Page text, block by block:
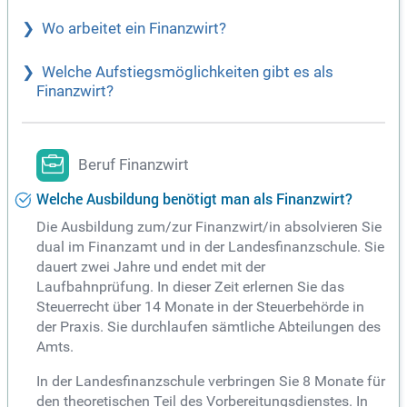
Wo arbeitet ein Finanzwirt?
Welche Aufstiegsmöglichkeiten gibt es als
Finanzwirt?
Beruf Finanzwirt
Welche Ausbildung benötigt man als Finanzwirt?
Die Ausbildung zum/zur Finanzwirt/in absolvieren Sie
dual im Finanzamt und in der Landesfinanzschule. Sie
dauert zwei Jahre und endet mit der
Laufbahnprüfung. In dieser Zeit erlernen Sie das
Steuerrecht über 14 Monate in der Steuerbehörde in
der Praxis. Sie durchlaufen sämtliche Abteilungen des
Amts.
In der Landesfinanzschule verbringen Sie 8 Monate für
den theoretischen Teil des Vorbereitungsdienstes. In